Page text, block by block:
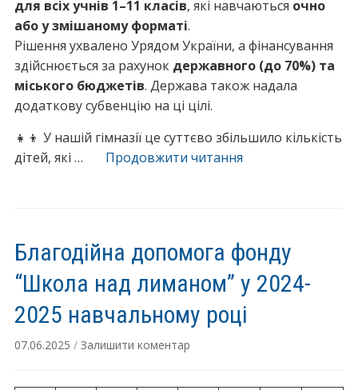
для всіх учнів 1–11 класів, які навчаються очно
або у змішаному форматі.
Рішення ухвалено Урядом України, а фінансування
здійснюється за рахунок державного (до 70%) та
міського бюджетів. Держава також надала
додаткову субвенцію на ці цілі.
👧👦 У нашій гімназії це суттєво збільшило кількість
дітей, які …
Продовжити читання“📢
учнів
—
турбота
про
Благодійна допомога фонду
“Школа над лиманом” у 2024-
2025 навчальному році
07.06.2025 / Залишити коментар